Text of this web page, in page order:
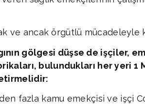
ve ancak örgütlü mücadeleyle
gölgesi düşse de işçiler,
bulundukları her yeri 1
fazla kamu emekçisi ve işçi